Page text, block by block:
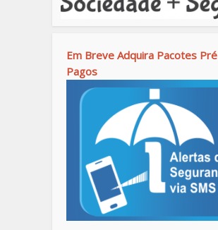
Em Breve Adquira Pacotes Pré
Pagos